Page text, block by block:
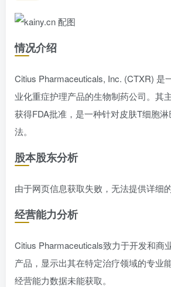
情况介绍
Citius Pharmaceuticals, Inc. (CTXR) 是
业化重症护理产品的生物制药公司。其
获得FDA批准，是一种针对皮肤T细胞
法。
股本股东分析
由于网页信息获取失败，无法提供详细
经营能力分析
Citius Pharmaceuticals致力于开发和商
产品，显示出其在特定治疗领域的专业
经营能力数据未能获取。